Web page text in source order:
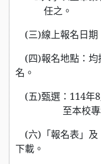
任之。
(三)線上報名日期
(四)報名地點：
名。
(五)甄選：114年
至本校
(六)「報名表」
下載。